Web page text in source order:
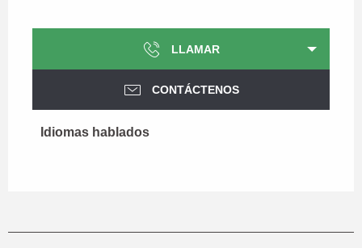
LLAMAR
CONTÁCTENOS
Idiomas hablados
Idiomas hablados